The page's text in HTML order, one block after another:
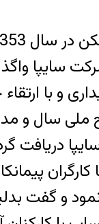
و با
نامه ای
و گفت